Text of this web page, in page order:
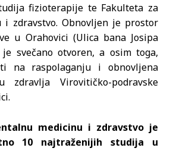
fizioterapije te Fakulteta za
i zdravstvo. Obnovljen je prostor
u Orahovici (Ulica bana Josipa
svečano otvoren, a osim toga,
na raspolaganju i obnovljena
zdravlja Virovitičko-podravske
medicinu i zdravstvo je
10 najtraženijih studija u